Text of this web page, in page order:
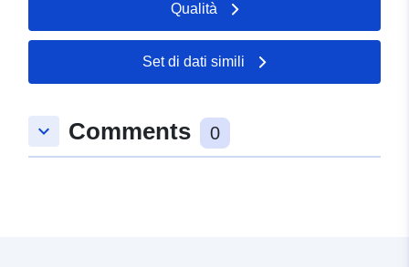
Qualità
Set di dati simili
keyboard_arrow_down Comments 0